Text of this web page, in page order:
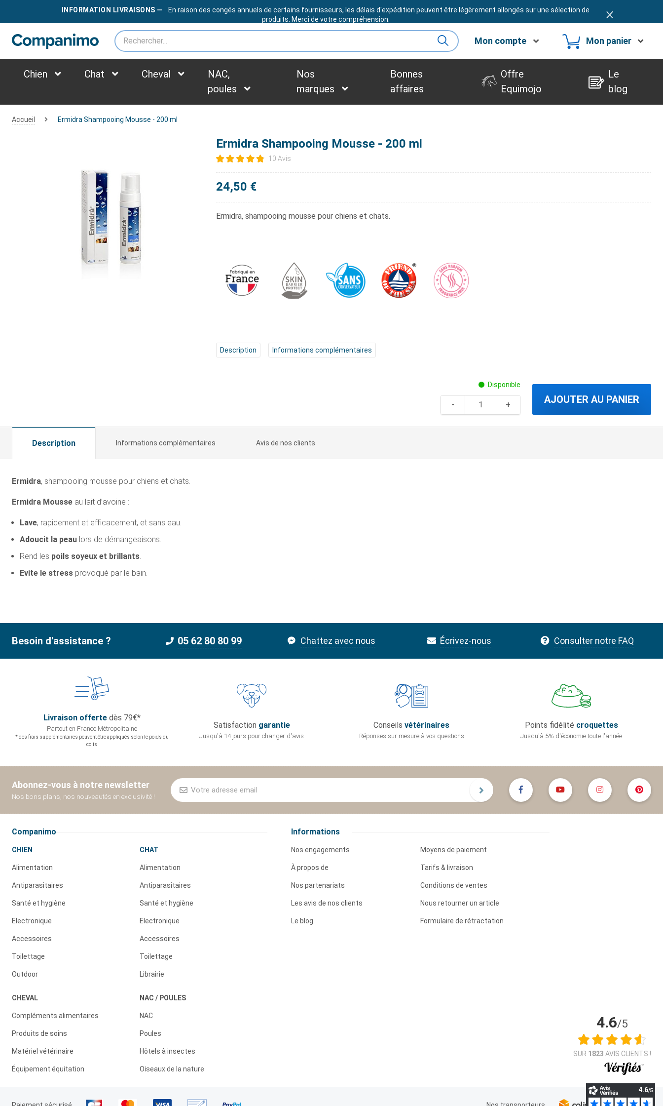
LIVRAISON OFFERTEDÈS79€ BESOIN D'ASSISTANCE ?
INFORMATION LIVRAISONS —
En raison des congés annuels de certains fournisseurs, les délais d'expédition peuvent être légèrement allongés sur une sélection de
produits. Merci de votre compréhension.
Mon compte Mon panier
Chien Chat Cheval
NAC,
poules
Nos
marques
Bonnes
affaires
Offre
Equimojo
Le
blog
Accueil Ermidra Shampooing Mousse - 200 ml
Ermidra Shampooing Mousse - 200 ml
10 Avis
24,50 €
Ermidra, shampooing mousse pour chiens et chats.
Description Informations complémentaires
Disponible
AJOUTER AU PANIER
Description Informations complémentaires Avis de nos clients
Ermidra, shampooing mousse pour chiens et chats.
Ermidra Mousse au lait d’avoine :
Lave, rapidement et efficacement, et sans eau.
Adoucit la peau lors de démangeaisons.
Rend les poils soyeux et brillants.
Evite le stress provoqué par le bain.
Besoin d'assistance ? 05 62 80 80 99 Chattez avec nous Écrivez-nous Consulter notre FAQ
Livraison offertedès 79€*
Partout en France Métropolitaine
* des frais supplémentaires peuvent être appliqués selon le poids du
colis
Satisfaction garantie
Jusqu'à 14 jours pour changer d'avis
Conseils vétérinaires
Réponses sur mesure à vos questions
Points fidélité croquettes
Jusqu'à 5% d'économie toute l'année
Abonnez-vous à notre newsletter
Nos bons plans, nos nouveautés en exclusivité !
Companimo
CHIEN
Alimentation
Antiparasitaires
Santé et hygiène
Electronique
Accessoires
Toilettage
Outdoor
CHEVAL
Compléments alimentaires
Produits de soins
Matériel vétérinaire
Équipement équitation
CHAT
Alimentation
Antiparasitaires
Santé et hygiène
Electronique
Accessoires
Toilettage
Librairie
NAC / POULES
NAC
Poules
Hôtels à insectes
Oiseaux de la nature
Informations
Nos engagements
À propos de
Nos partenariats
Les avis de nos clients
Le blog
Moyens de paiement
Tarifs & livraison
Conditions de ventes
Nous retourner un article
Formulaire de rétractation
4.6/5
SUR 1823 AVIS CLIENTS !